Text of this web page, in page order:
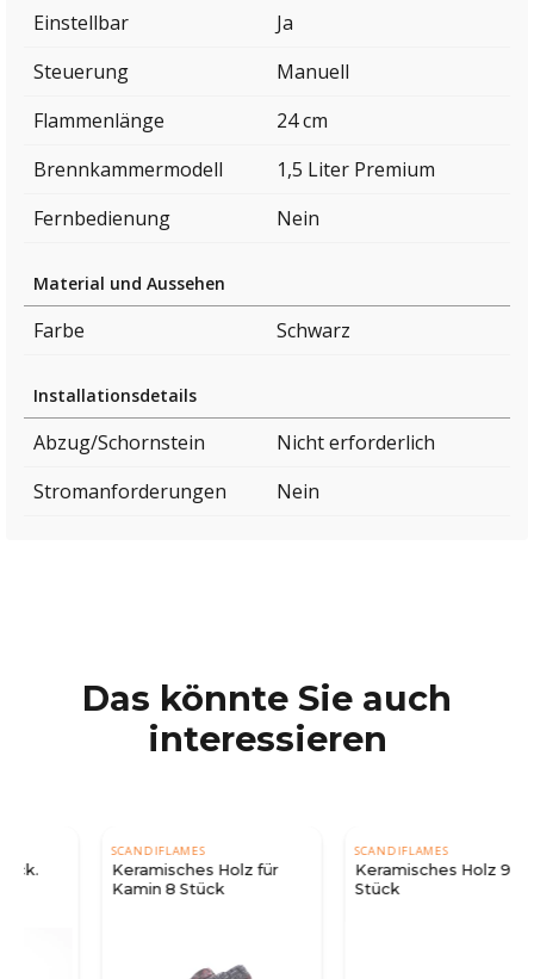
Einstellbar
Ja
Steuerung
Manuell
Flammenlänge
24 cm
Brennkammermodell
1,5 Liter Premium
Fernbedienung
Nein
Material und Aussehen
Farbe Schwarz
Installationsdetails
Abzug/Schornstein
Nicht erforderlich
Stromanforderungen
Nein
Das könnte Sie auch
interessieren
SCANDIFLAMES
Keramisches Holz für
Kamin 8 Stück
SCANDIFLAMES
Keramisches Holz 9